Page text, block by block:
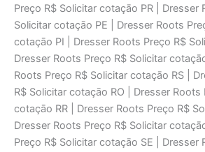
Preço R$ Solicitar cotaçāo PR | Dresser
Solicitar cotaçāo PE | Dresser Roots
cotaçāo PI | Dresser Roots Preço R$
Dresser Roots Preço R$ Solicitar
Roots Preço R$ Solicitar cotaçāo RS |
R$ Solicitar cotaçāo RO | Dresser Roots
cotaçāo RR | Dresser Roots Preço R$
Dresser Roots Preço R$ Solicitar
Preço R$ Solicitar cotaçāo SE | Dresser